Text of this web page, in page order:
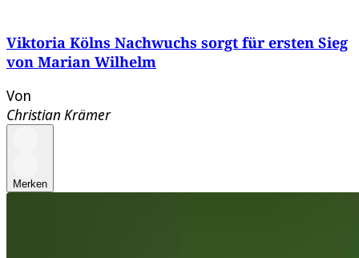
Viktoria Kölns Nachwuchs sorgt für ersten Sieg
von Marian Wilhelm
Von
Christian Krämer
Merken